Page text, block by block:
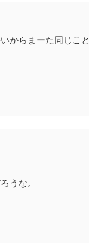
からまーた同じこと
うな。